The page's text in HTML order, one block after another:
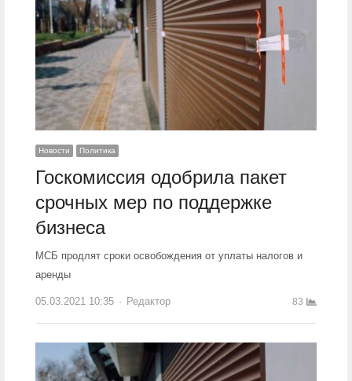
Новости Политика
Госкомиссия одобрила пакет
срочных мер по поддержке
бизнеса
МСБ продлят сроки освобождения от уплаты налогов и
аренды
05.03.2021 10:35 Author
Редактор 83